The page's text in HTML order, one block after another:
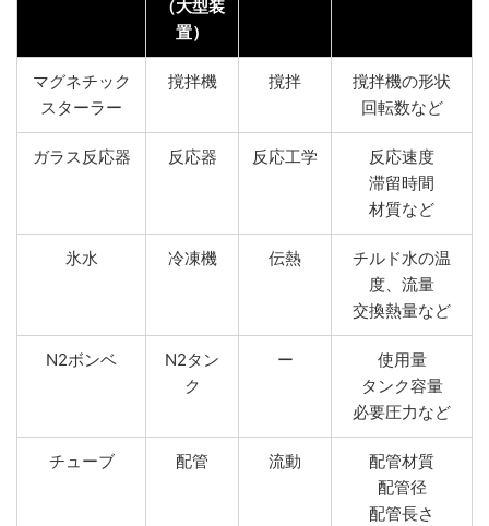
（大型装
置）
マグネチック
スターラー
撹拌機 撹拌
撹拌機の形状
回転数など
ガラス反応器 反応器 反応工学
反応速度
滞留時間
材質など
氷水 冷凍機 伝熱
チルド水の温
度、流量
交換熱量など
N2ボンベ
N2タン
ク
ー
使用量
タンク容量
必要圧力など
チューブ 配管 流動
配管材質
配管径
配管長さ